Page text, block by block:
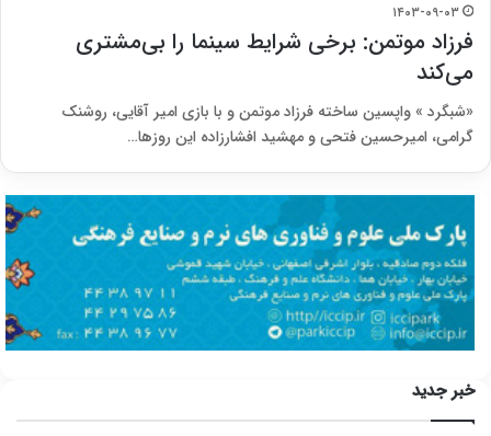
۱۴۰۳-۰۹-۰۳
فرزاد موتمن: برخی شرایط سینما را بی‌مشتری
می‌کند
«شبگرد » واپسین ساخته فرزاد موتمن و با بازی امیر آقایی، روشنک
گرامی، امیرحسین فتحی و مهشید افشار‌زاده این روزها…
خبر جدید